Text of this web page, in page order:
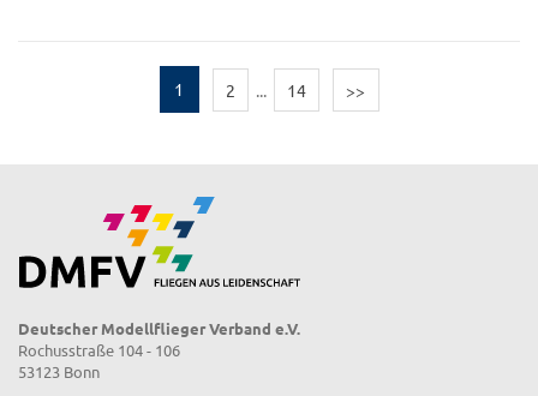
1 2 ... 14 >>
Deutscher Modellflieger Verband e.V.
Rochusstraße 104 - 106
53123 Bonn